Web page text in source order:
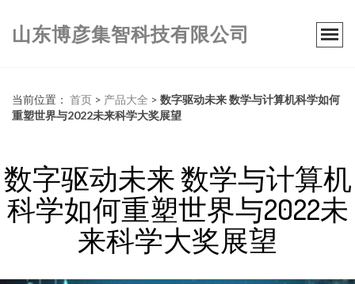
山东博彦集智科技有限公司
当前位置： 首页 > 产品大全 > 数字驱动未来 数学与计算机科学如何
重塑世界与2022未来科学大奖展望
数字驱动未来 数学与计算机
科学如何重塑世界与2022未
来科学大奖展望